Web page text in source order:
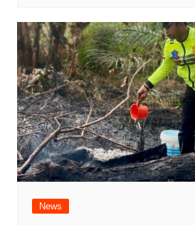
News